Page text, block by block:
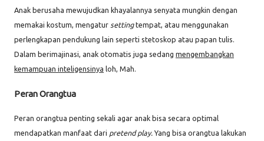
Anak berusaha mewujudkan khayalannya senyata mungkin dengan
memakai kostum, mengatur settingtempat, atau menggunakan
perlengkapan pendukung lain seperti stetoskop atau papan tulis.
Dalam berimajinasi, anak otomatis juga sedang mengembangkan
kemampuan inteligensinya loh, Mah.
Peran Orangtua
Peran orangtua penting sekali agar anak bisa secara optimal
mendapatkan manfaat dari pretend play. Yang bisa orangtua lakukan